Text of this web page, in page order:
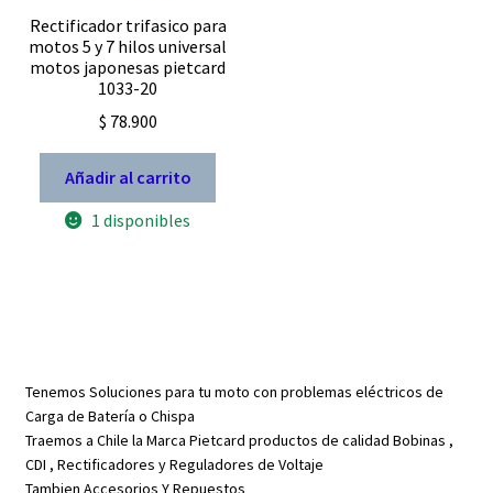
Rectificador trifasico para
motos 5 y 7 hilos universal
motos japonesas pietcard
1033-20
$ 78.900
Añadir al carrito
1 disponibles
Tenemos Soluciones para tu moto con problemas eléctricos de
Carga de Batería o Chispa
Traemos a Chile la Marca Pietcard productos de calidad Bobinas ,
CDI , Rectificadores y Reguladores de Voltaje
Tambien Accesorios Y Repuestos